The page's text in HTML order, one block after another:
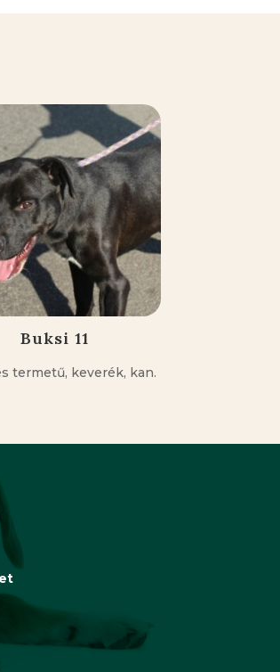
Buksi 11
termetű, keverék, kan.